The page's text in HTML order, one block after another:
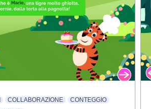
COLLABORAZIONE
CONTEGGIO